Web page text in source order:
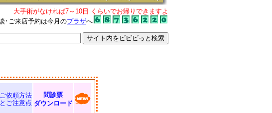
大手術がなければ7～10日 くらいでお帰りできますよ
･ご来店予約は今月のプラザへ
ご依頼方法
とご注意点
問診票
ダウンロード